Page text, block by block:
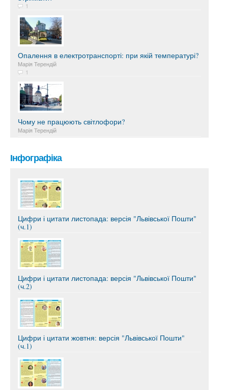
1
Опалення в електротранспорті: при якій температурі?
Марія Терендій
1
Чому не працюють світлофори?
Марія Терендій
Інфографіка
Цифри і цитати листопада: версія "Львівської Пошти"
(ч.1)
Цифри і цитати листопада: версія "Львівської Пошти"
(ч.2)
Цифри і цитати жовтня: версія "Львівської Пошти"
(ч.1)